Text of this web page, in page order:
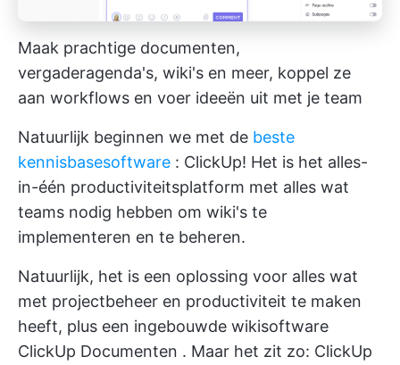
Maak prachtige documenten,
vergaderagenda's, wiki's en meer, koppel ze
aan workflows en voer ideeën uit met je team
Natuurlijk beginnen we met de beste
kennisbasesoftware : ClickUp! Het is het alles-
in-één productiviteitsplatform met alles wat
teams nodig hebben om wiki's te
implementeren en te beheren.
Natuurlijk, het is een oplossing voor alles wat
met projectbeheer en productiviteit te maken
heeft, plus een ingebouwde wikisoftware
ClickUp Documenten . Maar het zit zo: ClickUp